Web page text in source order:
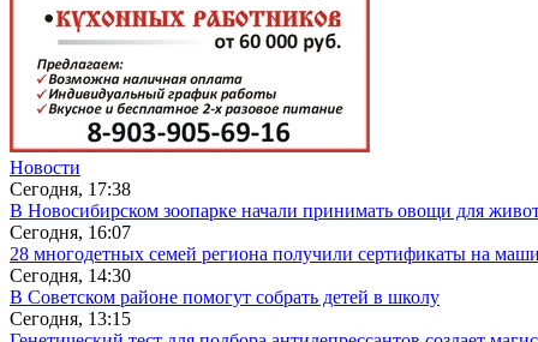
Новости
Сегодня, 17:38
В Новосибирском зоопарке начали принимать овощи для
Сегодня, 16:07
28 многодетных семей региона получили сертификаты на
Сегодня, 14:30
В Советском районе помогут собрать детей в школу
Сегодня, 13:15